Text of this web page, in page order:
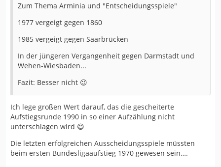
Zum Thema Arminia und "Entscheidungsspiele"
1977 vergeigt gegen 1860
1985 vergeigt gegen Saarbrücken
In der jüngeren Vergangenheit gegen Darmstadt und
Wehen-Wiesbaden...
Fazit: Besser nicht 😉
Ich lege großen Wert darauf, das die gescheiterte
Aufstiegsrunde 1990 in so einer Aufzählung nicht
unterschlagen wird 😄
Die letzten erfolgreichen Ausscheidungsspiele müssten
beim ersten Bundesligaaufstieg 1970 gewesen sein….